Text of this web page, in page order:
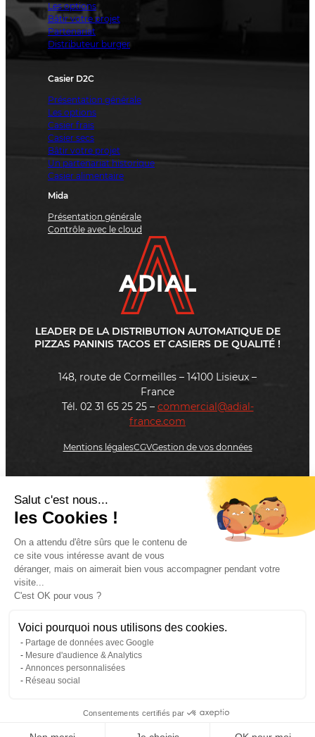
Salut c'est nous...
les Cookies !
On a attendu d'être sûrs que le contenu de
ce site vous intéresse avant de vous
déranger, mais on aimerait bien vous accompagner pendant votre
visite...
C'est OK pour vous ?
Voici pourquoi nous utilisons des cookies.
Partage de données avec Google
Mesure d'audience & Analytics
Annonces personnalisées
Réseau social
Consentements certifiés par
Les options
Bâtir votre projet
Partenariat
Distributeur burger
Casier D2C
Présentation générale
Les options
Casier frais
Casier secs
Bâtir votre projet
Un partenariat historique
Casier alimentaire
Mida
Présentation générale
Contrôle avec le cloud
LEADER DE LA DISTRIBUTION AUTOMATIQUE DE
PIZZAS PANINIS TACOS ET CASIERS DE QUALITÉ !
148, route de Cormeilles – 14100 Lisieux –
France
Tél. 02 31 65 25 25 – commercial@adial-
france.com
Mentions légalesCGVGestion de vos données
On vous rappelle
Etes-vous un client Adial ?
Oui
Non
Veuillez appeler votre interlocuteur habituel ou